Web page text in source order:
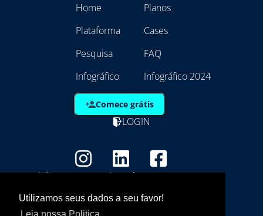
Utilizamos seus dados a seu favor!
Home
Plataforma
Pesquisa
Infográfico
Planos
Cases
FAQ
Infográfico 2024
Comece grátis
LOGIN
Copyright - Marca Registrada
21.792.257/0001/01